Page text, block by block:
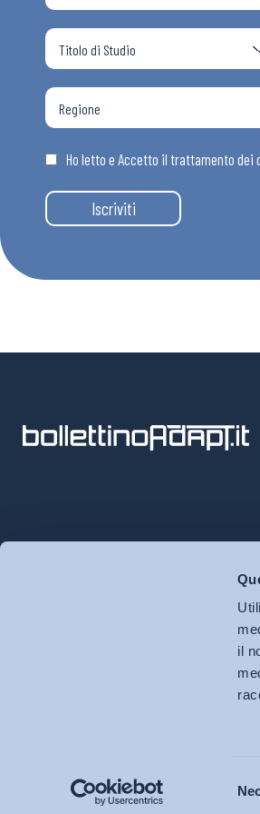
il
Ho letto e Accetto il trattamento
Iscriviti